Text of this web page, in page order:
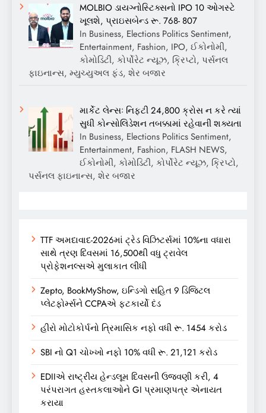
MOLBIO ડાયગ્નોસ્ટિક્સનો IPO 10 ઓગસ્ટે
ખૂલશે, પ્રાઇસબેન્ડ રૂ. 768- 807
In Business, Elections Politics Sentiment,
Entertainment, Fashion, IPO, ઈકોનોમી,
કોમોડિટી, કોર્પોરેટ ન્યૂઝ, ક્રિપ્ટો, પર્સનલ
ફાઇનાન્સ, મ્યુચ્યુઅલ ફંડ, શેર બજાર
માર્કેટ લેન્સઃ નિફ્ટી 24,800 ક્રોસ ન કરે ત્યાં
સુધી કોન્સોલિડેશન તબક્કામાં રહેવાની શક્યતા
In Business, Elections Politics Sentiment,
Entertainment, Fashion, FLASH NEWS,
ઈકોનોમી, કોમોડિટી, કોર્પોરેટ ન્યૂઝ, ક્રિપ્ટો,
પર્સનલ ફાઇનાન્સ, શેર બજાર
TTF અમદાવાદ-2026માં ટ્રેડ વિઝિટર્સમાં 10%ના વધારા
સાથે ત્રણ દિવસમાં 16,500થી વધુ ટ્રાવેલ
પ્રોફેશનલ્સએ મુલાકાત લીધી
Zepto, BookMyShow, ઇન્ડિગો સહિત 9 ડિજિટલ
પ્લેટફોર્મ્સને CCPAએ ફટકાર્યો દંડ
હીરો મોટોકોર્પનો ત્રિમાસિક નફો વધી રૂ. 1454 કરોડ
SBI નો Q1 ચોખ્ખો નફો 10% વધી રૂ. 21,121 કરોડ
EDIIએ રાષ્ટ્રીય હેન્ડલૂમ દિવસની ઉજવણી કરી, 4
પરંપરાગત હસ્તકલાઓને GI પ્રમાણપત્ર એનાયત
કરાયા